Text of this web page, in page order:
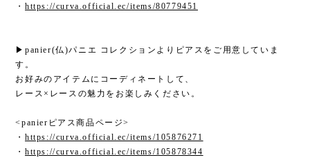
・ https://curva.official.ec/items/80779451
▶panier(仏)パニエ コレクションよりピアスをご用意していま
す。
お好みのアイテムにコーディネートして、
レース×レースの魅力をお楽しみください。
<panierピアス商品ページ>
・ https://curva.official.ec/items/105876271
・ https://curva.official.ec/items/105878344